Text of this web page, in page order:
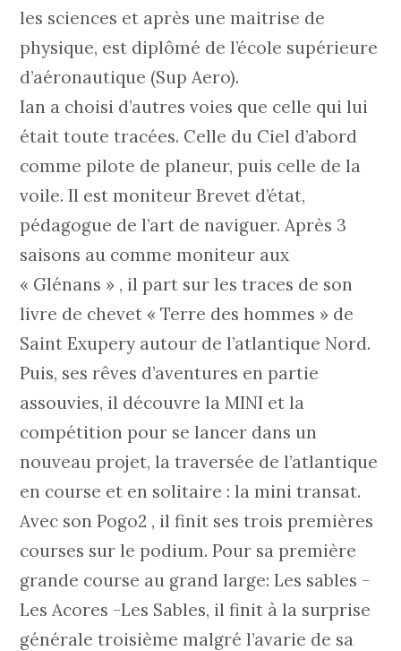
les sciences et après une maitrise de
physique, est diplômé de l’école supérieure
d’aéronautique (Sup Aero).
Ian a choisi d’autres voies que celle qui lui
était toute tracées. Celle du Ciel d’abord
comme pilote de planeur, puis celle de la
voile. Il est moniteur Brevet d’état,
pédagogue de l’art de naviguer. Après 3
saisons au comme moniteur aux
« Glénans » , il part sur les traces de son
livre de chevet « Terre des hommes » de
Saint Exupery autour de l’atlantique Nord.
Puis, ses rêves d’aventures en partie
assouvies, il découvre la MINI et la
compétition pour se lancer dans un
nouveau projet, la traversée de l’atlantique
en course et en solitaire : la mini transat.
Avec son Pogo2 , il finit ses trois premières
courses sur le podium. Pour sa première
grande course au grand large: Les sables -
Les Acores -Les Sables, il finit à la surprise
générale troisième malgré l’avarie de sa